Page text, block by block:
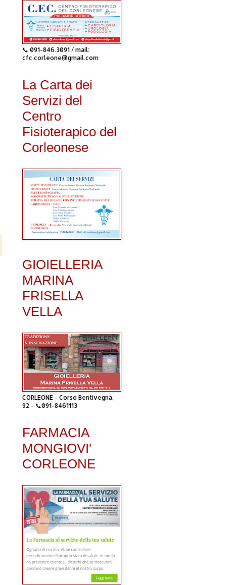
📞 091-846.3091 / mail:
cfc.corleone@gmail.com
La Carta dei
Servizi del
Centro
Fisioterapico del
Corleonese
GIOIELLERIA
MARINA
FRISELLA
VELLA
CORLEONE - Corso Bentivegna,
92 - 📞091-8461113
FARMACIA
MONGIOVI'
CORLEONE